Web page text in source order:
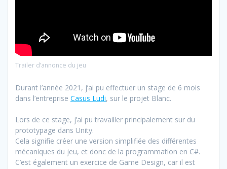
Trailer d’annonce du jeu
Durant l’année 2021, j’ai pu effectuer un stage de 6 mois
dans l’entreprise Casus Ludi, sur le projet Blanc.
Lors de ce stage, j’ai pu travailler principalement sur du
prototypage dans Unity.
Cela signifie créer une version simplifiée des différentes
mécaniques du jeu, et donc de la programmation en C#.
C’est également un exercice de Game Design, car il est